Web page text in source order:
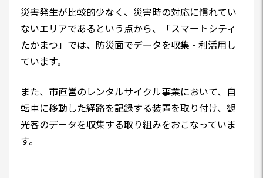
災害発生が比較的少なく、災害時の対応に慣れてい
ないエリアであるという点から、「スマートシティ
たかまつ」では、防災面でデータを収集・利活用し
ています。
また、市直営のレンタルサイクル事業において、自
転車に移動した経路を記録する装置を取り付け、観
光客のデータを収集する取り組みをおこなっていま
す。